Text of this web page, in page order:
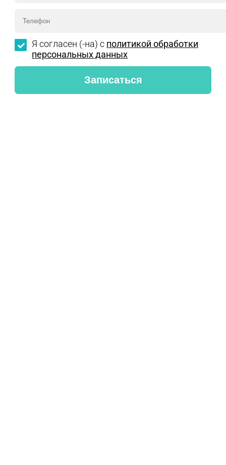
Я согласен (-на) с политикой обработки
персональных данных